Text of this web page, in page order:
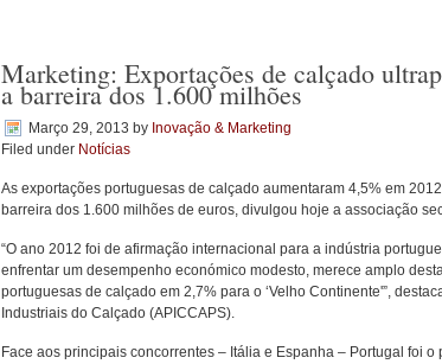
Marketing: Exportações de calçado
a barreira dos 1.600 milhões
Março 29, 2013 by Inovação & Marketing
Filed under Notícias
As exportações portuguesas de calçado aumentaram 4,5% em
barreira dos 1.600 milhões de euros, divulgou hoje a associação
“O ano 2012 foi de afirmação internacional para a indústria
enfrentar um desempenho económico modesto, merece amplo
portuguesas de calçado em 2,7% para o ‘Velho Continente'”,
Industriais do Calçado (APICCAPS).
Face aos principais concorrentes – Itália e Espanha – Portugal foi